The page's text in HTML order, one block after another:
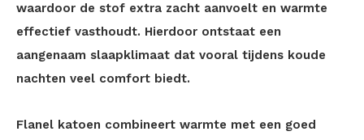
waardoor de stof extra zacht aanvoelt en warmte
effectief vasthoudt. Hierdoor ontstaat een
aangenaam slaapklimaat dat vooral tijdens koude
nachten veel comfort biedt.
Flanel katoen combineert warmte met een goed